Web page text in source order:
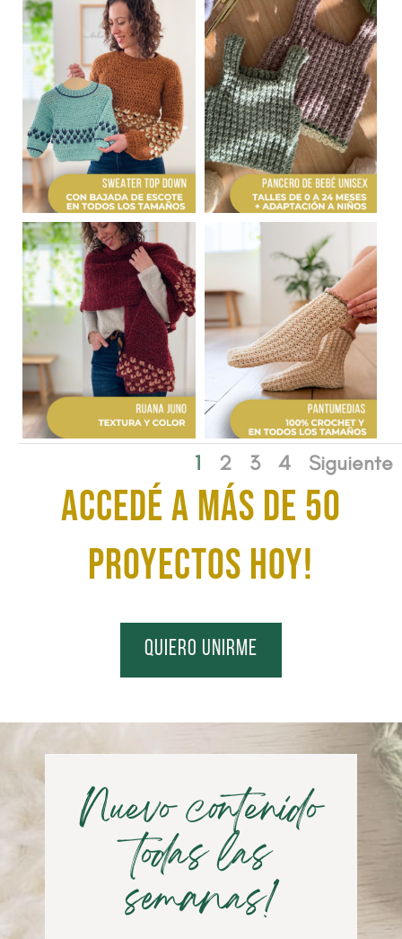
1 2 3 4 Siguiente
ACCEDÉ A MÁS DE 50
proyectos HOY!
quiero unirme
Nuevo contenido
todas las
semanas!